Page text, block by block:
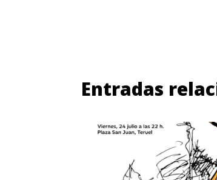
Entradas